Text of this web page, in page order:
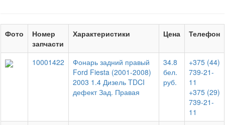
Фото
Номер
запчасти
Характеристики Цена Телефон
10001422
Фонарь задний правый
Ford Fiesta (2001-2008)
2003 1.4 Дизель TDCI
дефект Зад. Правая
34.8
бел.
руб.
+375 (44)
739-21-
11
+375 (29)
739-21-
11